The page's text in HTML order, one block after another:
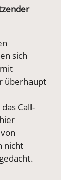
sich
überhaupt
Call-
nicht